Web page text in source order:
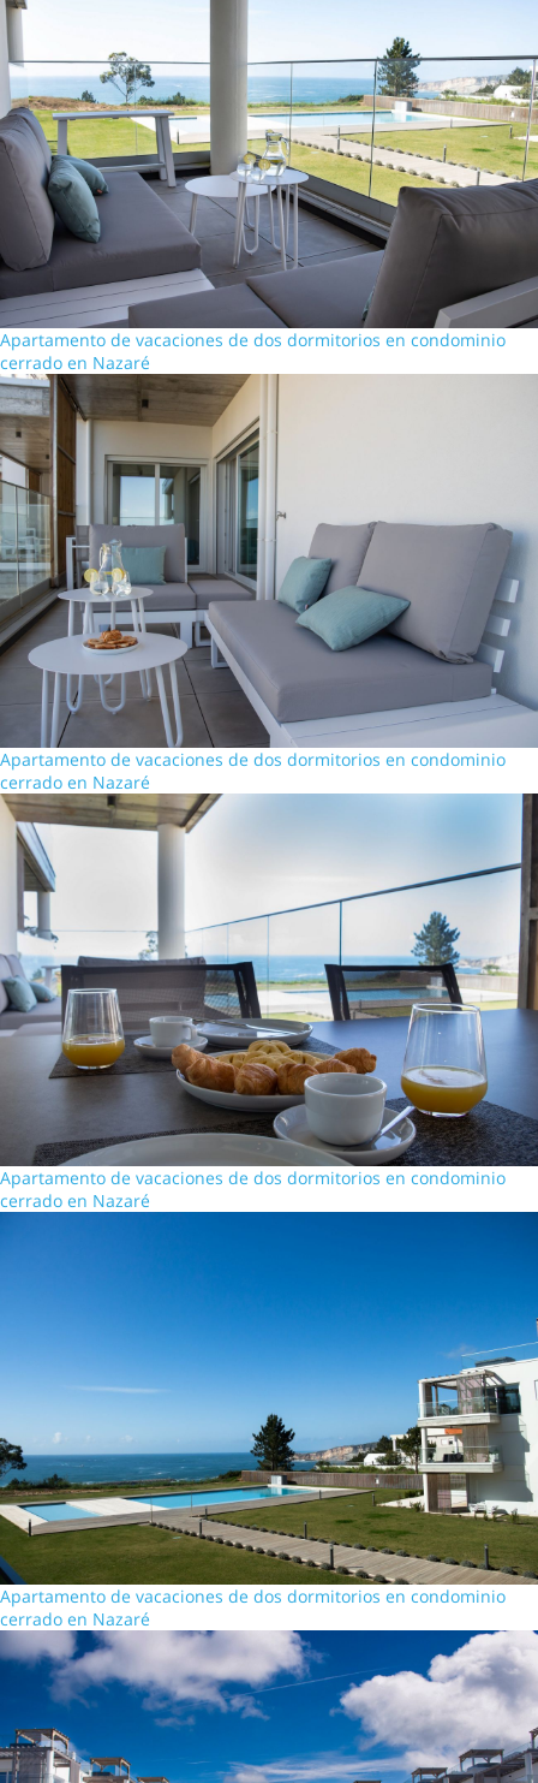
Apartamento de vacaciones de dos dormitorios en condominio
cerrado en Nazaré
Apartamento de vacaciones de dos dormitorios en condominio
cerrado en Nazaré
Apartamento de vacaciones de dos dormitorios en condominio
cerrado en Nazaré
Apartamento de vacaciones de dos dormitorios en condominio
cerrado en Nazaré